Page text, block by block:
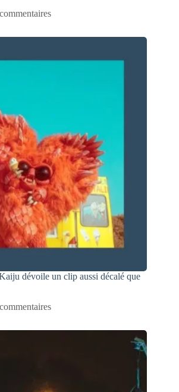
dévoile un clip aussi décalé que